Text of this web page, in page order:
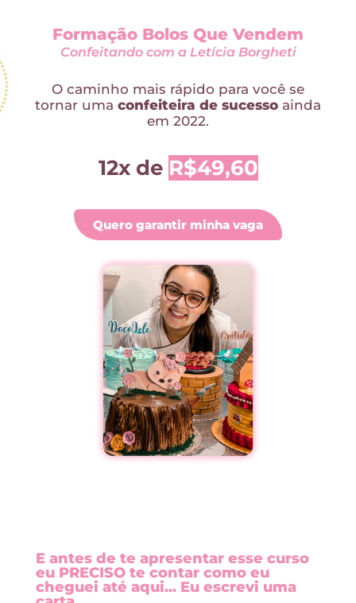
Formação Bolos Que Vendem
Confeitando com a Letícia Borgheti
O caminho mais rápido para você se
tornar uma confeiteira de sucesso ainda
em 2022.
12x de R$49,60
Quero garantir minha vaga
E antes de te apresentar esse curso
eu PRECISO te contar como eu
cheguei até aqui... Eu escrevi uma